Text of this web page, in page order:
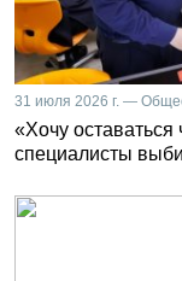
31 июля 2026 г. —
«Хочу
специалисты